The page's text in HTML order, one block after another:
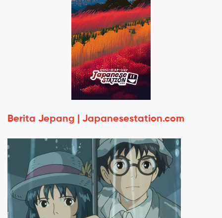
Berita Jepang | Japanesestation.com